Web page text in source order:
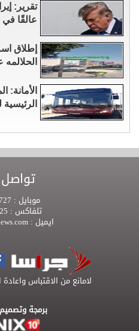
تقرير:
عالقًا في
إطلاق
موبايل :
تلفاكس :
ايميل :
لامانع من الاقتباس
برمجة